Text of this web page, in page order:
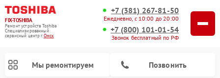
FIX-TOSHIBA
Ремонт устройств Toshiba
Специализированный
cервисный центр г.Омск
+7 (381) 267-81-50
Ежедневно, с 10:00 до 20:00
+7 (800) 101-01-54
Звонок бесплатный по РФ
Мы ремонтируем Позвонить